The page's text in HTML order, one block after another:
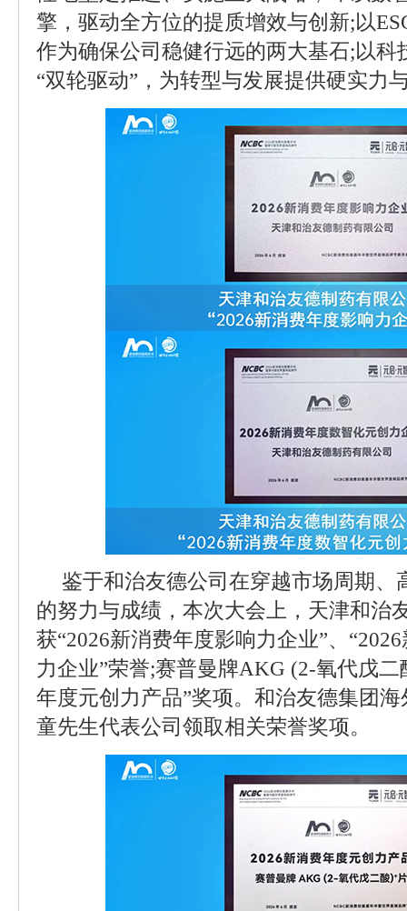
擎，驱动全方位的提质增效与创新;以
作为确保公司稳健行远的两大基石;以科
“双轮驱动”，为转型与发展提供硬实力
鉴于和治友德公司在穿越市场周期、
的努力与成绩，本次大会上，天津和治
获“2026新消费年度影响力企业”、
力企业”荣誉;赛普曼牌AKG (2-氧代戊二
年度元创力产品”奖项。和治友德集团
童先生代表公司领取相关荣誉奖项。